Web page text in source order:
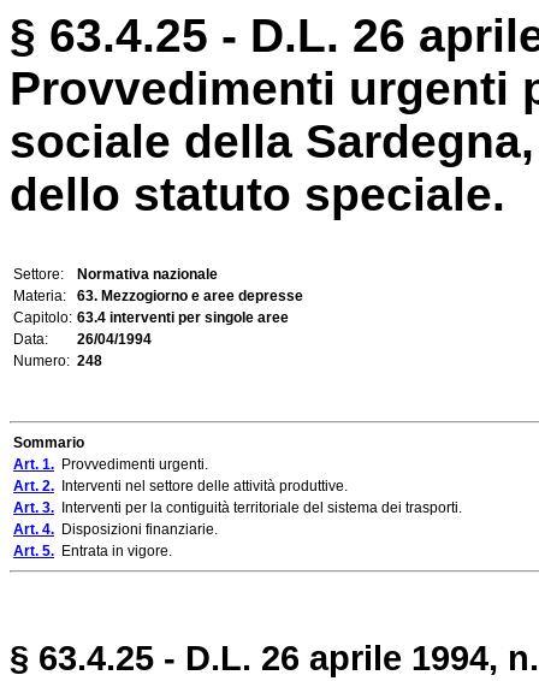
§ 63.4.25 - D.L. 26
Provvedimenti urgenti
sociale della
dello statuto speciale.
Settore:
Normativa nazionale
Materia:
63. Mezzogiorno e aree depresse
Capitolo: 63.4 interventi per singole aree
Data:
26/04/1994
Numero: 248
Sommario
Art. 1. Provvedimenti urgenti.
Art. 2. Interventi nel settore delle attività produttive.
Art. 3. Interventi per la contiguità territoriale del sistema dei trasporti.
Art. 4. Disposizioni finanziarie.
Art. 5. Entrata in vigore.
§ 63.4.25 - D.L. 26 aprile 1994,